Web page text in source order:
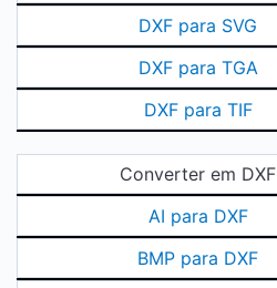
DXF para SVG
DXF para TGA
DXF para TIF
Converter em DXF
AI para DXF
BMP para DXF